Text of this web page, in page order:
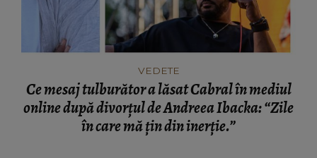
VEDETE
Ce mesaj tulburător a lăsat Cabral în mediul
online după divorțul de Andreea Ibacka: “Zile
în care mă țin din inerție.”